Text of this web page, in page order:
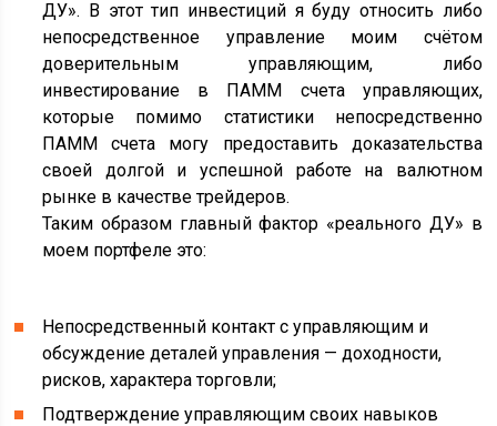
ДУ». В этот тип инвестиций я буду относить либо
непосредственное управление моим счётом
доверительным управляющим, либо
инвестирование в ПАММ счета управляющих,
которые помимо статистики непосредственно
ПАММ счета могу предоставить доказательства
своей долгой и успешной работе на валютном
рынке в качестве трейдеров.
Таким образом главный фактор «реального ДУ» в
моем портфеле это:
Непосредственный контакт с управляющим и
обсуждение деталей управления — доходности,
рисков, характера торговли;
Подтверждение управляющим своих навыков